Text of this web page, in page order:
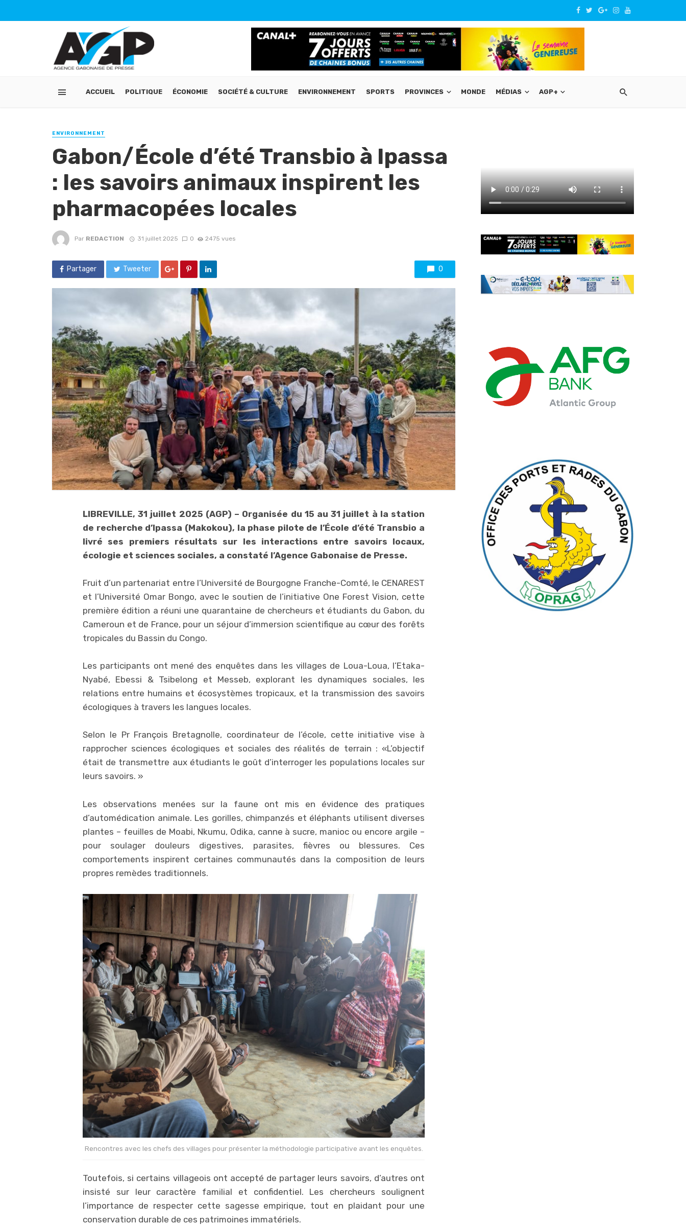
ACCUEIL POLITIQUE ÉCONOMIE SOCIÉTÉ & CULTURE ENVIRONNEMENT SPORTS PROVINCES MONDE MÉDIAS AGP+
ENVIRONNEMENT
Gabon/École d’été Transbio à Ipassa
: les savoirs animaux inspirent les
pharmacopées locales
Par REDACTION 31 juillet 2025 0 2475 vues
Partager Tweeter 0
LIBREVILLE, 31 juillet 2025 (AGP) – Organisée du 15 au 31 juillet à la station
de recherche d’Ipassa (Makokou), la phase pilote de l’École d’été Transbio a
livré ses premiers résultats sur les interactions entre savoirs locaux,
écologie et sciences sociales, a constaté l’Agence Gabonaise de Presse.
Fruit d’un partenariat entre l’Université de Bourgogne Franche-Comté, le CENAREST
et l’Université Omar Bongo, avec le soutien de l’initiative One Forest Vision, cette
première édition a réuni une quarantaine de chercheurs et étudiants du Gabon, du
Cameroun et de France, pour un séjour d’immersion scientifique au cœur des forêts
tropicales du Bassin du Congo.
Les participants ont mené des enquêtes dans les villages de Loua-Loua, l’Etaka-
Nyabé, Ebessi & Tsibelong et Messeb, explorant les dynamiques sociales, les
relations entre humains et écosystèmes tropicaux, et la transmission des savoirs
écologiques à travers les langues locales.
Selon le Pr François Bretagnolle, coordinateur de l’école, cette initiative vise à
rapprocher sciences écologiques et sociales des réalités de terrain : «L’objectif
était de transmettre aux étudiants le goût d’interroger les populations locales sur
leurs savoirs. »
Les observations menées sur la faune ont mis en évidence des pratiques
d’automédication animale. Les gorilles, chimpanzés et éléphants utilisent diverses
plantes – feuilles de Moabi, Nkumu, Odika, canne à sucre, manioc ou encore argile –
pour soulager douleurs digestives, parasites, fièvres ou blessures. Ces
comportements inspirent certaines communautés dans la composition de leurs
propres remèdes traditionnels.
Rencontres avec les chefs des villages pour présenter la méthodologie participative avant les enquêtes.
Toutefois, si certains villageois ont accepté de partager leurs savoirs, d’autres ont
insisté sur leur caractère familial et confidentiel. Les chercheurs soulignent
l’importance de respecter cette sagesse empirique, tout en plaidant pour une
conservation durable de ces patrimoines immatériels.